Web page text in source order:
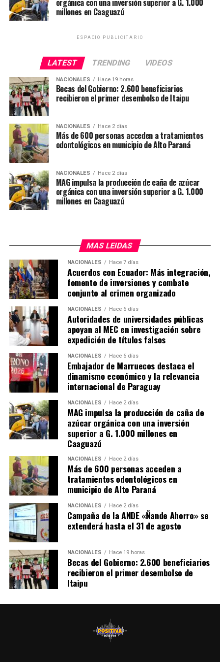
a la ampliación de las oportunidades para los
productores nacionales y su consolidación en dicho
«Cada fábrica que se instala representa esperanza para
las comunidades. Significa empleo, movimiento
económico y oportunidades para miles de familias
paraguayas, sostuvo.
La Cooperativa Cañaveral Ltda., integrada por más de
un centenar de socios, destinará los equipos a fortalecer
la producción de caña de azúcar orgánica en Caaguazú.
Mediante esta inversión, el MAG busca promover una
agricultura más tecnificada, competitiva y sostenible,
mejorando el acceso de los productores a los mercados.
orgánica con una inversión superior a G. 1.000
millones en Caaguazú
ESPACIO PUBLICITARIO
LATEST TRENDING VIDEOS
NACIONALES Hace 19 horas
Becas del Gobierno: 2.600 beneficiarios
recibieron el primer desembolso de Itaipu
NACIONALES Hace 2 días
Más de 600 personas acceden a tratamientos
odontológicos en municipio de Alto Paraná
NACIONALES Hace 2 días
MAG impulsa la producción de caña de azúcar
orgánica con una inversión superior a G. 1.000
millones en Caaguazú
MAS LEIDAS
NACIONALES Hace 7 días
Acuerdos con Ecuador: Más integración,
fomento de inversiones y combate
conjunto al crimen organizado
NACIONALES Hace 6 días
Autoridades de universidades públicas
apoyan al MEC en investigación sobre
expedición de títulos falsos
NACIONALES Hace 6 días
Embajador de Marruecos destaca el
dinamismo económico y la relevancia
internacional de Paraguay
NACIONALES Hace 2 días
MAG impulsa la producción de caña de
azúcar orgánica con una inversión
superior a G. 1.000 millones en
Caaguazú
NACIONALES Hace 2 días
Más de 600 personas acceden a
tratamientos odontológicos en
municipio de Alto Paraná
NACIONALES Hace 2 días
Campaña de la ANDE «Ñande Ahorro» se
extenderá hasta el 31 de agosto
NACIONALES Hace 19 horas
Becas del Gobierno: 2.600 beneficiarios
recibieron el primer desembolso de
Itaipu